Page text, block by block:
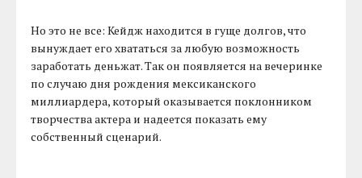
Но это не все: Кейдж находится в гуще долгов, что
вынуждает его хвататься за любую возможность
заработать деньжат. Так он появляется на вечеринке
по случаю дня рождения мексиканского
миллиардера, который оказывается поклонником
творчества актера и надеется показать ему
собственный сценарий.